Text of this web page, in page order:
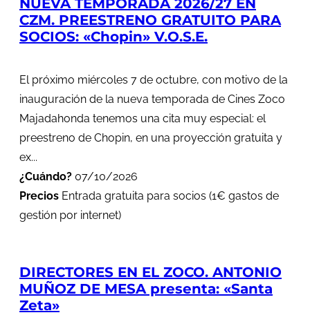
NUEVA TEMPORADA 2026/27 EN
CZM. PREESTRENO GRATUITO PARA
SOCIOS: «Chopin» V.O.S.E.
El próximo miércoles 7 de octubre, con motivo de la
inauguración de la nueva temporada de Cines Zoco
Majadahonda tenemos una cita muy especial: el
preestreno de Chopin, en una proyección gratuita y
ex...
¿Cuándo? 07/10/2026
Precios Entrada gratuita para socios (1€ gastos de
gestión por internet)
DIRECTORES EN EL ZOCO. ANTONIO
MUÑOZ DE MESA presenta: «Santa
Zeta»